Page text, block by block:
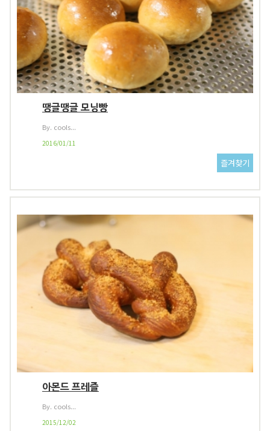
땡글땡글 모닝빵
By. cools...
2016/01/11
아몬드 프레즐
By. cools...
2015/12/02